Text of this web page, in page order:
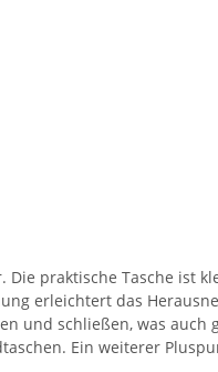
praktische Tasche ist
erleichtert das
und schließen, was
Ein weiterer